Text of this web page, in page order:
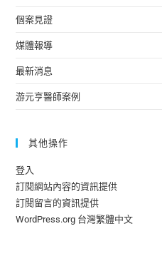
個案見證
媒體報導
最新消息
游元亨醫師案例
其他操作
登入
訂閱網站內容的資訊提供
訂閱留言的資訊提供
WordPress.org 台灣繁體中文